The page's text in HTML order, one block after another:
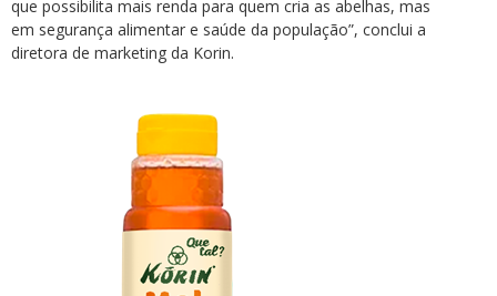
que possibilita mais renda para quem cria as abelhas, mas
em segurança alimentar e saúde da população”, conclui a
diretora de marketing da Korin.